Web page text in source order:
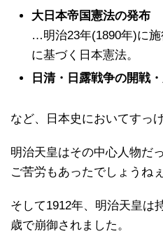
大日本帝国憲法の発布
…明治23年(1890年)に
に基づく日本憲法。
日清・日露戦争の開戦・
など、日本史においてすっ
明治天皇はその中心人物だ
ご苦労もあったでしょうね
そして1912年、明治天皇は
歳で崩御されました。